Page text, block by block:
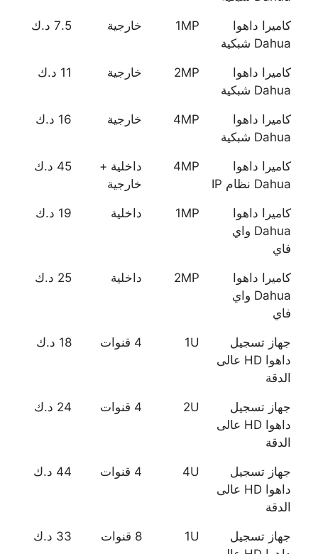
كاميرا داهوا
Dahua شبكية
1MP خارجية 7.5 د.ك
كاميرا داهوا
Dahua شبكية
2MP خارجية 11 د.ك
كاميرا داهوا
Dahua شبكية
4MP خارجية 16 د.ك
كاميرا داهوا
Dahua نظام IP
4MP
داخلية +
خارجية
45 د.ك
كاميرا داهوا
Dahua واي
فاي
1MP داخلية 19 د.ك
كاميرا داهوا
Dahua واي
فاي
2MP داخلية 25 د.ك
جهاز تسجيل
داهوا HD عالى
الدقة
1U 4 قنوات 18 د.ك
جهاز تسجيل
داهوا HD عالى
الدقة
2U 4 قنوات 24 د.ك
جهاز تسجيل
داهوا HD عالى
الدقة
4U 4 قنوات 44 د.ك
جهاز تسجيل
1U 8 قنوات 33 د.ك